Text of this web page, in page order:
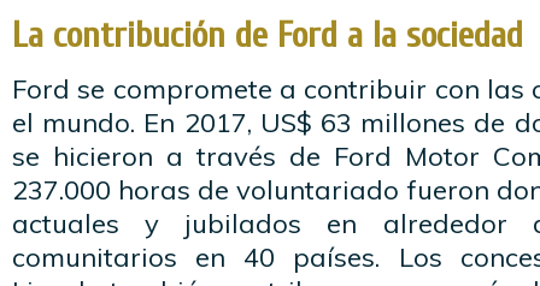
La contribución de Ford a la sociedad
Ford se compromete a contribuir con las
el mundo. En 2017, US$ 63 millones de
se hicieron a través de Ford Motor
237.000 horas de voluntariado fueron
actuales y jubilados en alrededor
comunitarios en 40 países. Los